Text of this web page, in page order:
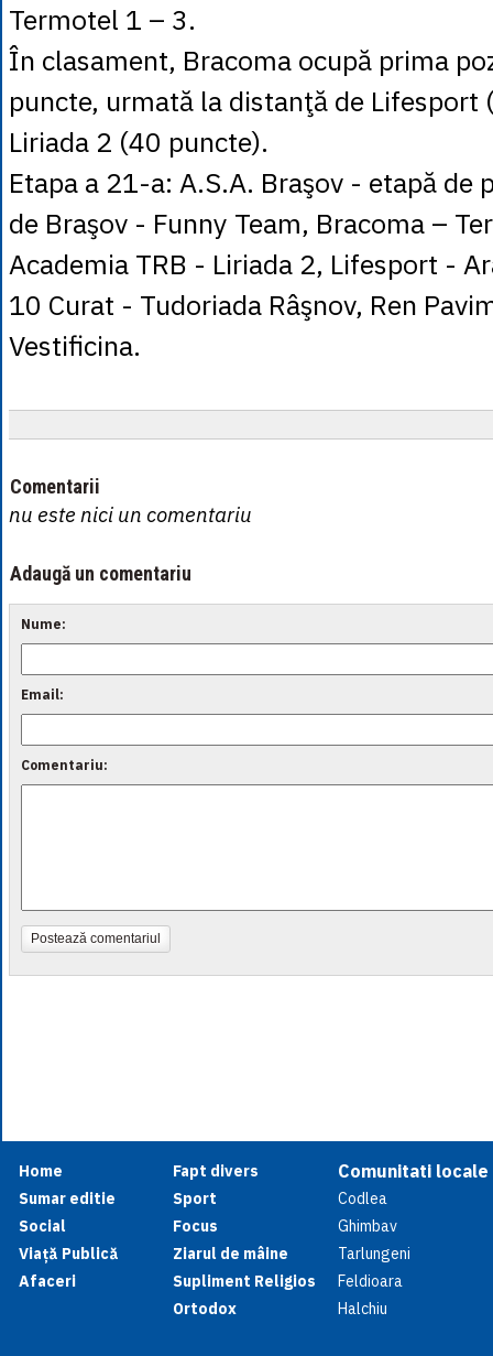
Termotel 1 – 3.
În clasament, Bracoma ocupă prima
puncte, urmată la distanţă de Lifesport
Liriada 2 (40 puncte).
Etapa a 21-a: A.S.A. Braşov - etapă de
de Braşov - Funny Team, Bracoma –
Academia TRB - Liriada 2, Lifesport -
10 Curat - Tudoriada Râşnov, Ren
Vestificina.
Comentarii
nu este nici un comentariu
Adaugă un comentariu
Nume:
Email:
Comentariu:
Postează comentariul
Home
Sumar editie
Social
Viață Publică
Afaceri
Fapt divers
Sport
Focus
Ziarul de mâine
Supliment Religios
Ortodox
Comunitati locale
Codlea
Ghimbav
Tarlungeni
Feldioara
Halchiu